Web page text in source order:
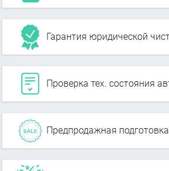
Гарантия юридической
Проверка тех. состояния
Предпродажная